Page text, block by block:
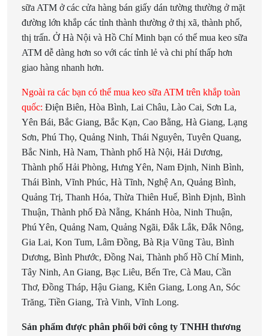
sữa ATM ở các cửa hàng bán giấy dán tường thường ở mặt
đường lớn khắp các tỉnh thành thường ở thị xã, thành phố,
thị trấn. Ở Hà Nội và Hồ Chí Minh bạn có thể mua keo sữa
ATM dễ dàng hơn so với các tỉnh lẻ và chi phí thấp hơn
giao hàng nhanh hơn.
Ngoài ra các bạn có thể mua keo sữa ATM trên khắp toàn
quốc: Điện Biên, Hòa Bình, Lai Châu, Lào Cai, Sơn La,
Yên Bái, Bắc Giang, Bắc Kạn, Cao Bằng, Hà Giang, Lạng
Sơn, Phú Thọ, Quảng Ninh, Thái Nguyên, Tuyên Quang,
Bắc Ninh, Hà Nam, Thành phố Hà Nội, Hải Dương,
Thành phố Hải Phòng, Hưng Yên, Nam Định, Ninh Bình,
Thái Bình, Vĩnh Phúc, Hà Tĩnh, Nghệ An, Quảng Bình,
Quảng Trị, Thanh Hóa, Thừa Thiên Huế, Bình Định, Bình
Thuận, Thành phố Đà Nẵng, Khánh Hòa, Ninh Thuận,
Phú Yên, Quảng Nam, Quảng Ngãi, Đắk Lắk, Đắk Nông,
Gia Lai, Kon Tum, Lâm Đồng, Bà Rịa Vũng Tàu, Bình
Dương, Bình Phước, Đồng Nai, Thành phố Hồ Chí Minh,
Tây Ninh, An Giang, Bạc Liêu, Bến Tre, Cà Mau, Cần
Thơ, Đồng Tháp, Hậu Giang, Kiên Giang, Long An, Sóc
Trăng, Tiền Giang, Trà Vinh, Vĩnh Long.
Sản phẩm được phân phối bởi công ty TNHH thương